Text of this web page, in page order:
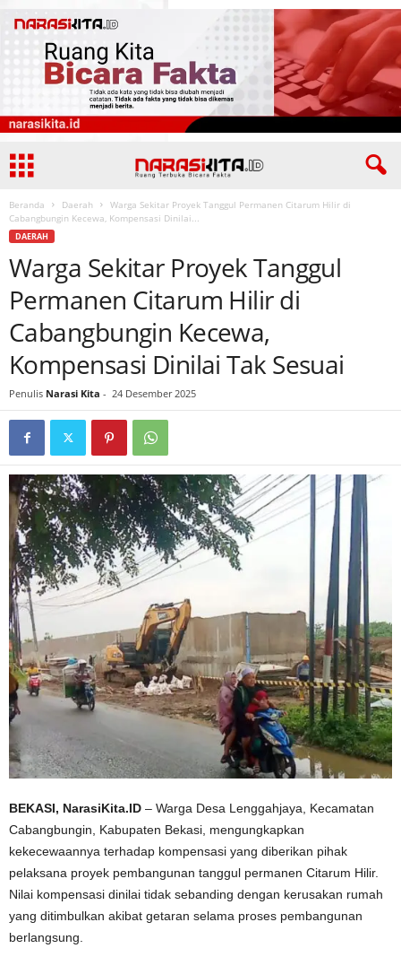
Beranda Daerah
Warga Sekitar Proyek Tanggul Permanen Citarum Hilir di
Cabangbungin Kecewa, Kompensasi Dinilai...
DAERAH
Warga Sekitar Proyek Tanggul
Permanen Citarum Hilir di
Cabangbungin Kecewa,
Kompensasi Dinilai Tak Sesuai
Penulis Narasi Kita - 24 Desember 2025
BEKASI, NarasiKita.ID – Warga Desa Lenggahjaya, Kecamatan
Cabangbungin, Kabupaten Bekasi, mengungkapkan
kekecewaannya terhadap kompensasi yang diberikan pihak
pelaksana proyek pembangunan tanggul permanen Citarum Hilir.
Nilai kompensasi dinilai tidak sebanding dengan kerusakan rumah
yang ditimbulkan akibat getaran selama proses pembangunan
berlangsung.